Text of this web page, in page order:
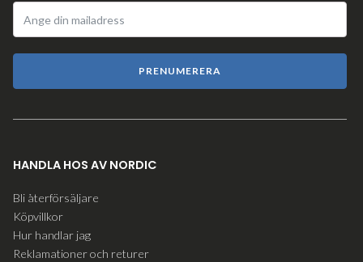
PRENUMERERA
HANDLA HOS AV NORDIC
Bli återförsäljare
Köpvillkor
Hur handlar jag
Reklamationer och returer